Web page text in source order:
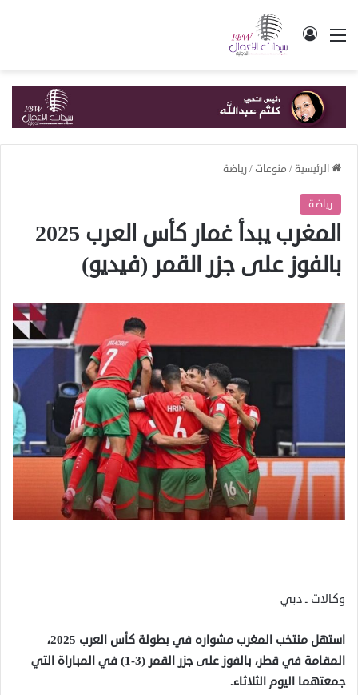
القائمة تسجيل الدخول
الرئيسية/ منوعات /رياضة
رياضة
المغرب يبدأ غمار كأس العرب 2025
بالفوز على جزر القمر (فيديو)
وكالات ـ دبي
استهل منتخب المغرب مشواره في بطولة كأس العرب 2025،
المقامة في قطر، بالفوز على جزر القمر (3-1) في المباراة التي
جمعتهما اليوم الثلاثاء.